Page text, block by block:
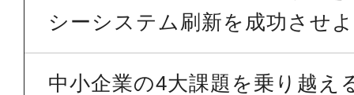
シーシステム刷新を成功させ
中小企業の4大課題を乗り越え